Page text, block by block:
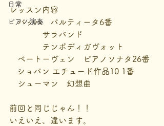
日常
ピアノ演奏
レッスン内容
バッハ　パルティータ6番
サラバンド
テンポディガヴォット
ベートーヴェン　ピアノソナタ26番
   ショパン エチュード作品10 1番
シューマン　幻想曲
前回と同じじゃん！！
いえいえ、違います。